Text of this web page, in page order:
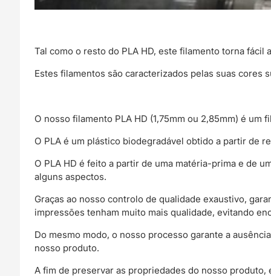
Tal como o resto do PLA HD, este filamento torna fácil
Estes filamentos são caracterizados pelas suas cores
O nosso filamento PLA HD (1,75mm ou 2,85mm) é
O PLA é um plástico biodegradável obtido a partir de
O PLA HD é feito a partir de uma matéria-prima e de
alguns aspectos.
Graças ao nosso controlo de qualidade exaustivo,
impressões tenham muito mais qualidade, evitando
Do mesmo modo, o nosso processo garante a
nosso produto.
A fim de preservar as propriedades do nosso